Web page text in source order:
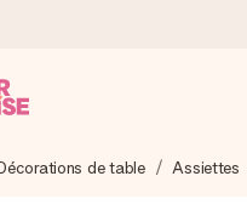
attention et l’envoyons
de table Assiettes